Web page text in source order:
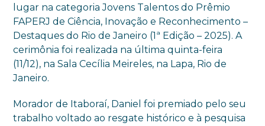
lugar na categoria Jovens Talentos do Prêmio
FAPERJ de Ciência, Inovação e Reconhecimento –
Destaques do Rio de Janeiro (1ª Edição – 2025). A
cerimônia foi realizada na última quinta-feira
(11/12), na Sala Cecília Meireles, na Lapa, Rio de
Janeiro.
Morador de Itaboraí, Daniel foi premiado pelo seu
trabalho voltado ao resgate histórico e à pesquisa